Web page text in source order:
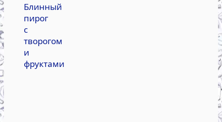
Блинный
пирог
с
творогом
и
фруктами